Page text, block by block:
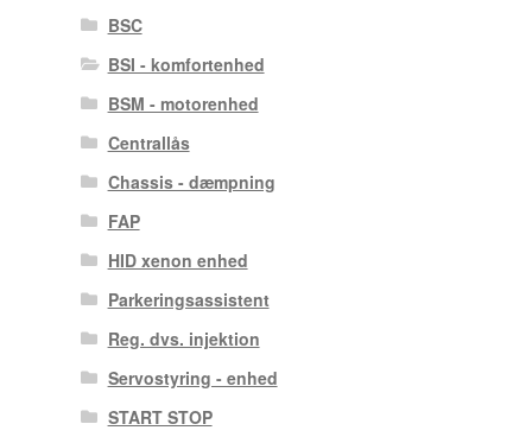
BSC
BSI - komfortenhed
BSM - motorenhed
Centrallås
Chassis - dæmpning
FAP
HID xenon enhed
Parkeringsassistent
Reg. dvs. injektion
Servostyring - enhed
START STOP